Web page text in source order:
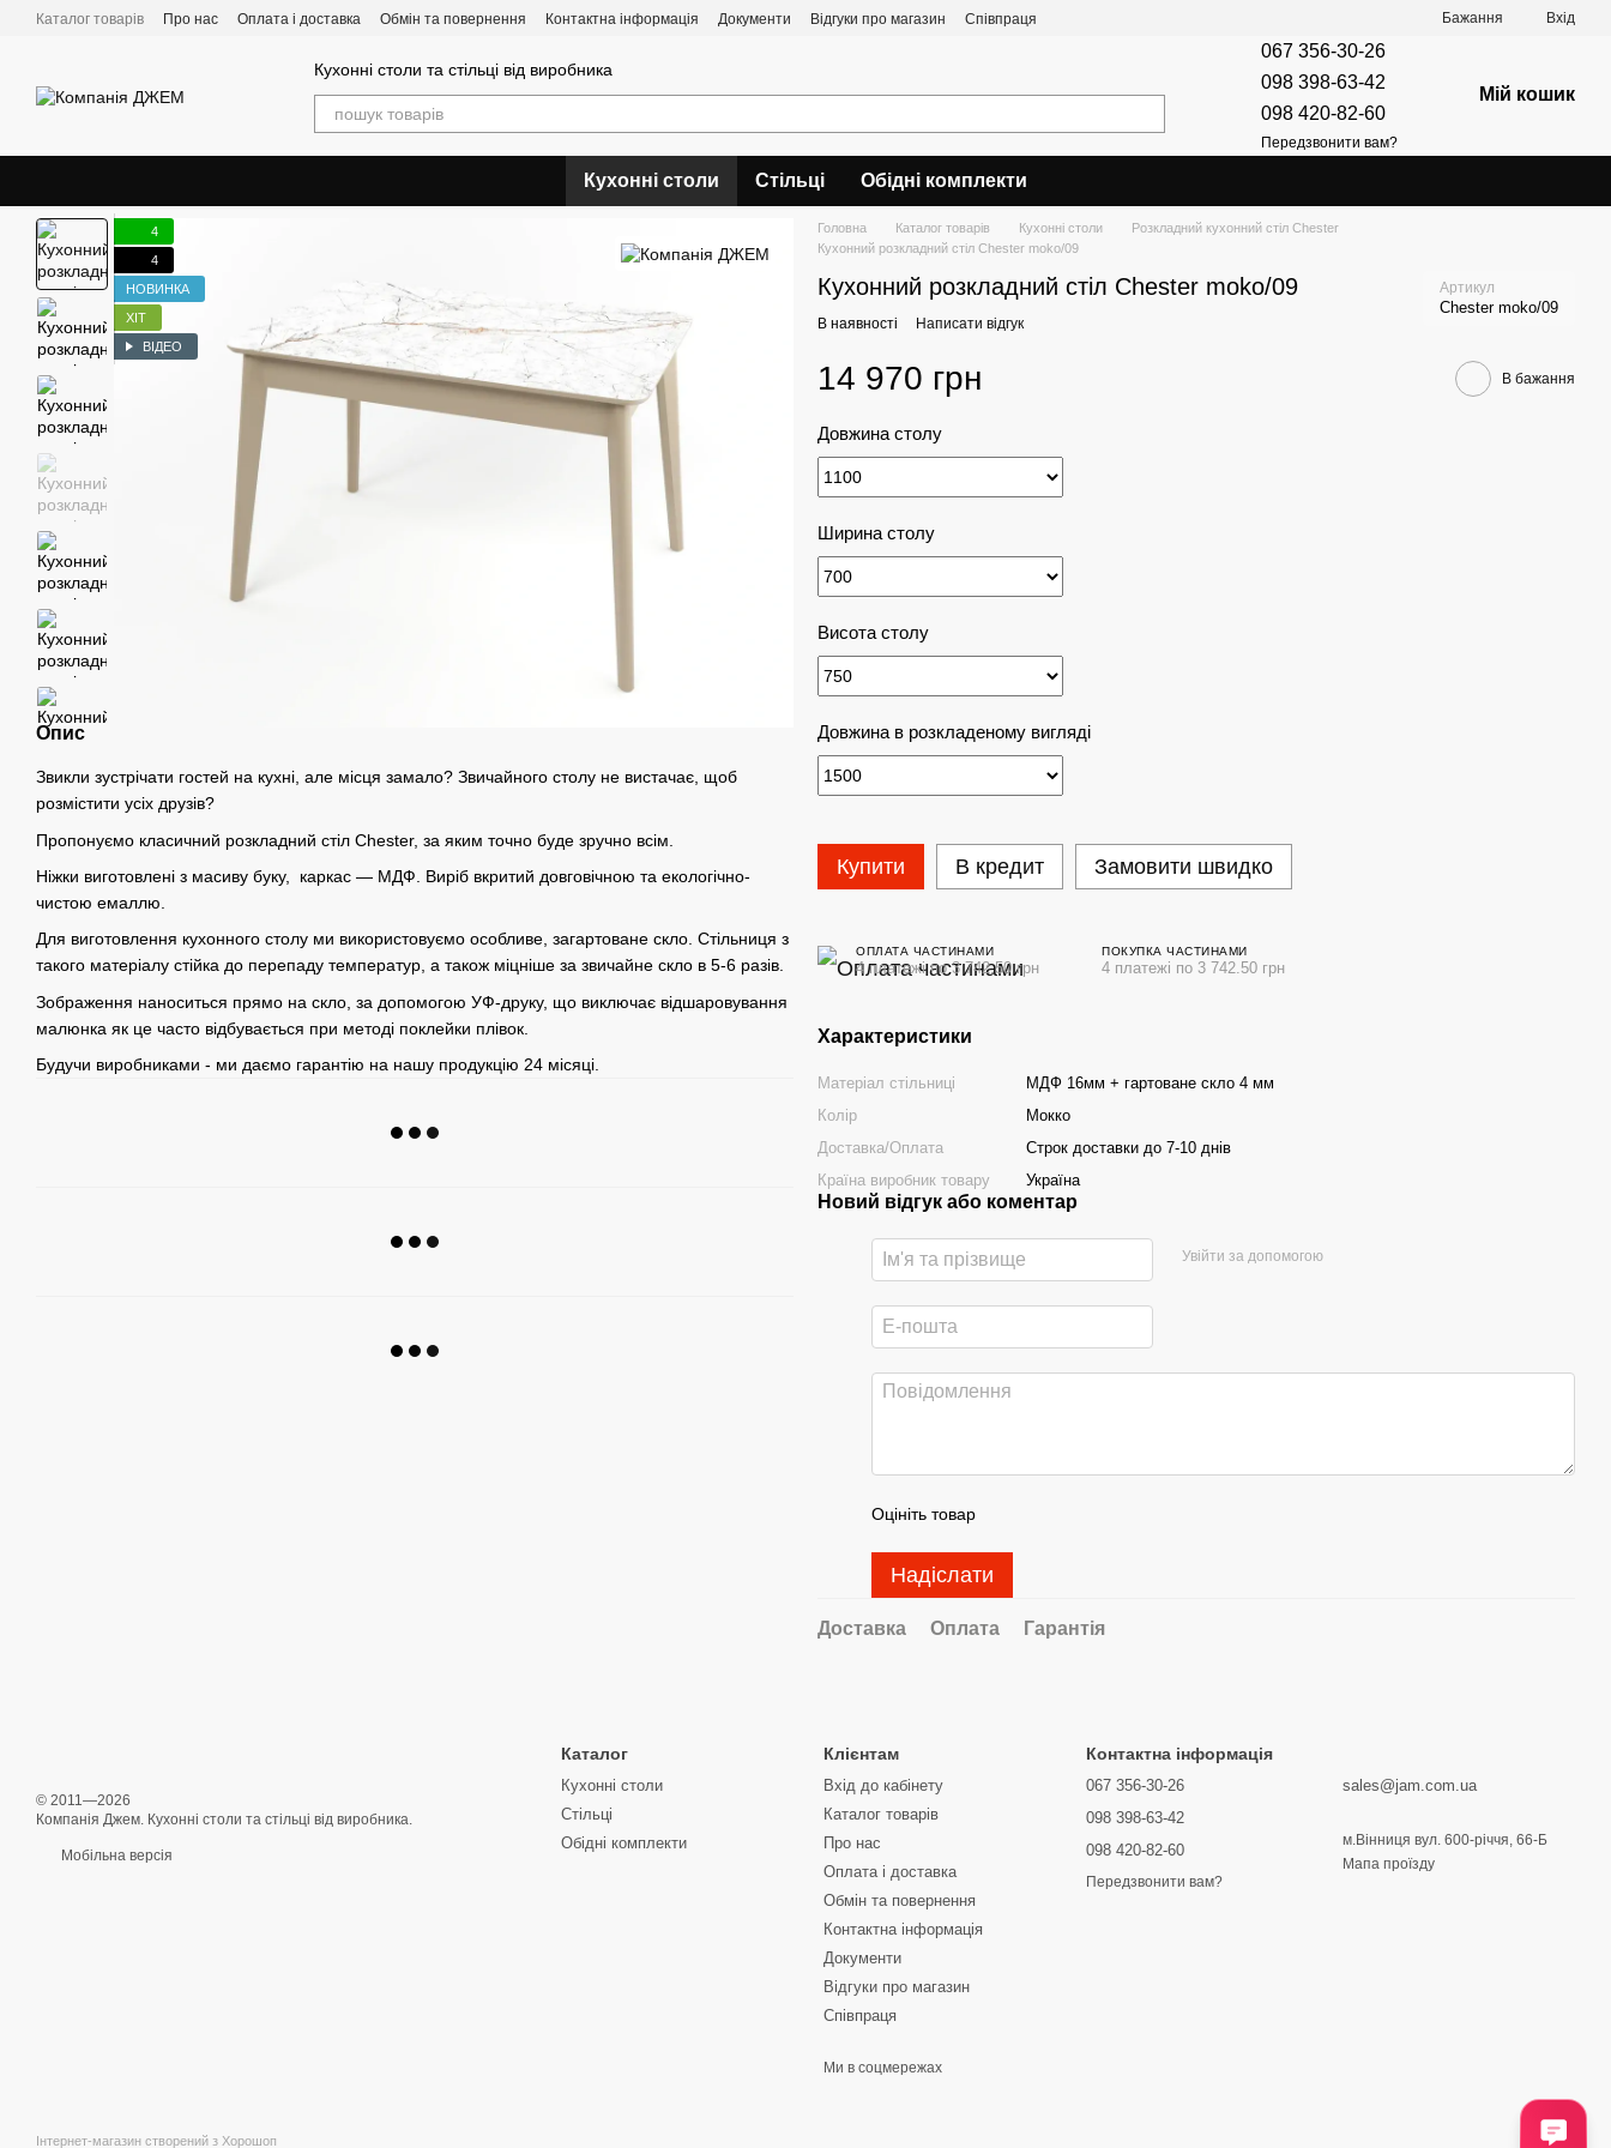
Перейти до основного контенту
Каталог товарів Про нас Оплата і доставка Обмін та повернення Контактна інформація Документи Відгуки про магазин Співпраця Бажання Вхід
Кухонні столи та стільці від виробника
067 356-30-26
098 398-63-42
098 420-82-60
Передзвонити вам?
Мій кошик
Кухонні столи Стільці Обідні комплекти
4
4
НОВИНКА
ХІТ
ВІДЕО
Опис
Звикли зустрічати гостей на кухні, але місця замало? Звичайного столу не вистачає, щоб
розмістити усіх друзів?
Пропонуємо класичний розкладний стіл Chester, за яким точно буде зручно всім.
Ніжки виготовлені з масиву буку, каркас — МДФ. Виріб вкритий довговічною та екологічно-
чистою емаллю.
Для виготовлення кухонного столу ми використовуємо особливе, загартоване скло. Стільниця з
такого матеріалу стійка до перепаду температур, а також міцніше за звичайне скло в 5-6 разів.
Зображення наноситься прямо на скло, за допомогою УФ-друку, що виключає відшаровування
малюнка як це часто відбувається при методі поклейки плівок.
Будучи виробниками - ми даємо гарантію на нашу продукцію 24 місяці.
Головна Каталог товарів Кухонні столи
Розкладний кухонний стіл Chester
Кухонний розкладний стіл Chester moko/09
Кухонний розкладний стіл Chester moko/09 Артикул
Chester moko/09
В наявності Написати відгук
14 970 грн В бажання
Довжина столу
Ширина столу
Висота столу
Довжина в розкладеному вигляді
Купити В кредит Замовити швидко
ОПЛАТА ЧАСТИНАМИ
4 платежі по 3 742.50 грн
ПОКУПКА ЧАСТИНАМИ
4 платежі по 3 742.50 грн
Характеристики
Матеріал стільниці
МДФ 16мм + гартоване скло 4 мм
Колір
Мокко
Доставка/Оплата
Строк доставки до 7-10 днів
Країна виробник товару
Україна
Новий відгук або коментар
Увійти за допомогою
Оцініть товар
Надіслати
Доставка Оплата Гарантія
© 2011—2026
Компанія Джем. Кухонні столи та стільці від виробника.
Мобільна версія
Інтернет-магазин створений з Хорошоп
Каталог
Кухонні столи
Стільці
Обідні комплекти
Клієнтам
Вхід до кабінету
Каталог товарів
Про нас
Оплата і доставка
Обмін та повернення
Контактна інформація
Документи
Відгуки про магазин
Співпраця
Ми в соцмережах
Контактна інформація
067 356-30-26
098 398-63-42
098 420-82-60
Передзвонити вам?
sales@jam.com.ua
м.Вінниця вул. 600-річчя, 66-Б
Мапа проїзду